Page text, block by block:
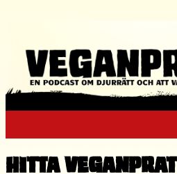
Hitta Veganprat